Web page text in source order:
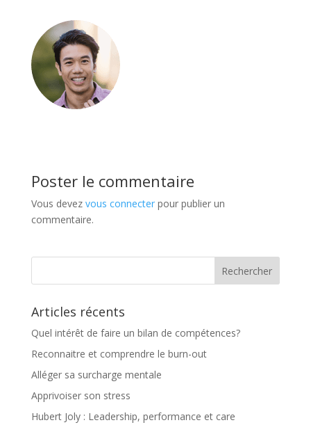
Poster le commentaire
Vous devez vous connecterpour publier un
commentaire.
Articles récents
Quel intérêt de faire un bilan de compétences?
Reconnaitre et comprendre le burn-out
Alléger sa surcharge mentale
Apprivoiser son stress
Hubert Joly : Leadership, performance et care